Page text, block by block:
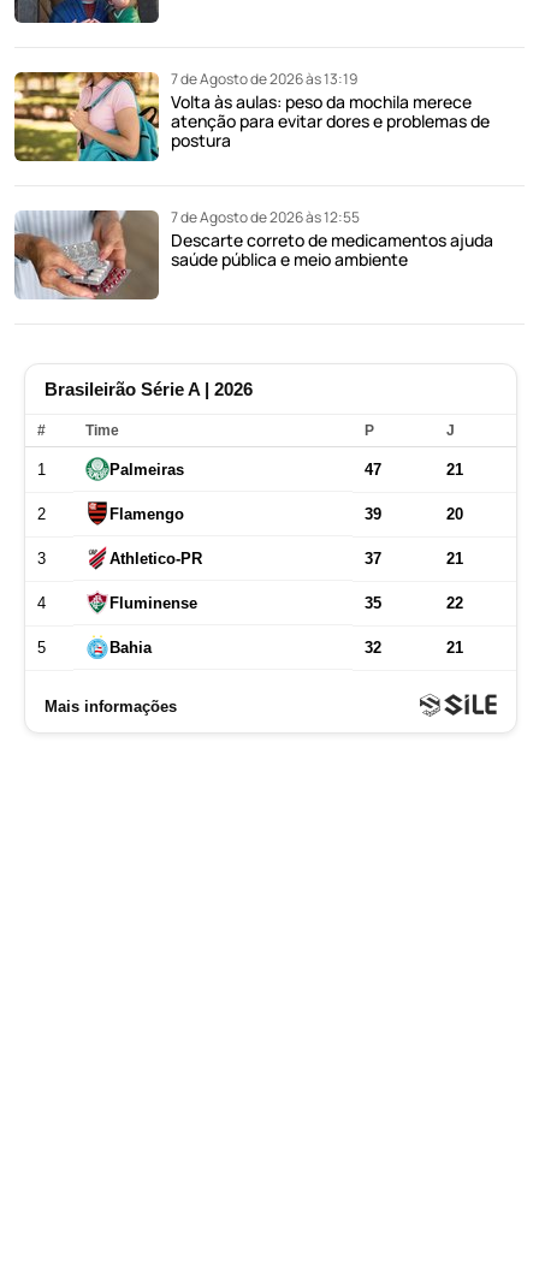
7 de Agosto de 2026 às 13:19
Volta às aulas: peso da mochila merece
atenção para evitar dores e problemas de
postura
7 de Agosto de 2026 às 12:55
Descarte correto de medicamentos ajuda
saúde pública e meio ambiente